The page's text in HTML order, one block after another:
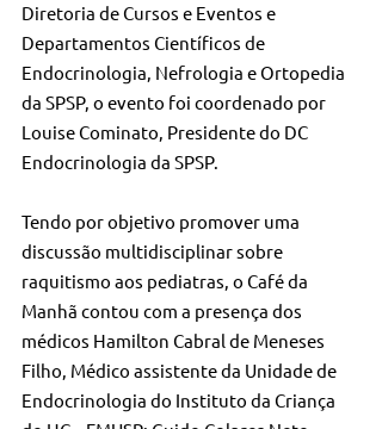
Diretoria de Cursos e Eventos e
Departamentos Científicos de
Endocrinologia, Nefrologia e Ortopedia
da SPSP, o evento foi coordenado por
Louise Cominato, Presidente do DC
Endocrinologia da SPSP.
Tendo por objetivo promover uma
discussão multidisciplinar sobre
raquitismo aos pediatras, o Café da
Manhã contou com a presença dos
médicos Hamilton Cabral de Meneses
Filho, Médico assistente da Unidade de
Endocrinologia do Instituto da Criança